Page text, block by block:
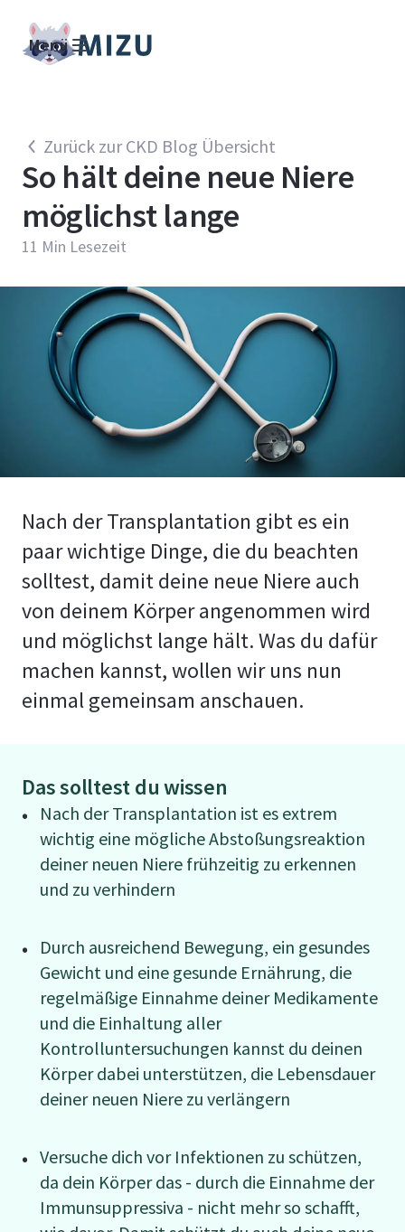
Menü
Zurück zur CKD Blog Übersicht
So hält deine neue Niere
möglichst lange
11 Min Lesezeit
Nach der Transplantation gibt es ein
paar wichtige Dinge, die du beachten
solltest, damit deine neue Niere auch
von deinem Körper angenommen wird
und möglichst lange hält. Was du dafür
machen kannst, wollen wir uns nun
einmal gemeinsam anschauen.
Das solltest du wissen
Nach der Transplantation ist es extrem
wichtig eine mögliche Abstoßungsreaktion
deiner neuen Niere frühzeitig zu erkennen
und zu verhindern
Durch ausreichend Bewegung, ein gesundes
Gewicht und eine gesunde Ernährung, die
regelmäßige Einnahme deiner Medikamente
und die Einhaltung aller
Kontrolluntersuchungen kannst du deinen
Körper dabei unterstützen, die Lebensdauer
deiner neuen Niere zu verlängern
Versuche dich vor Infektionen zu schützen,
da dein Körper das - durch die Einnahme der
Immunsuppressiva - nicht mehr so schafft,